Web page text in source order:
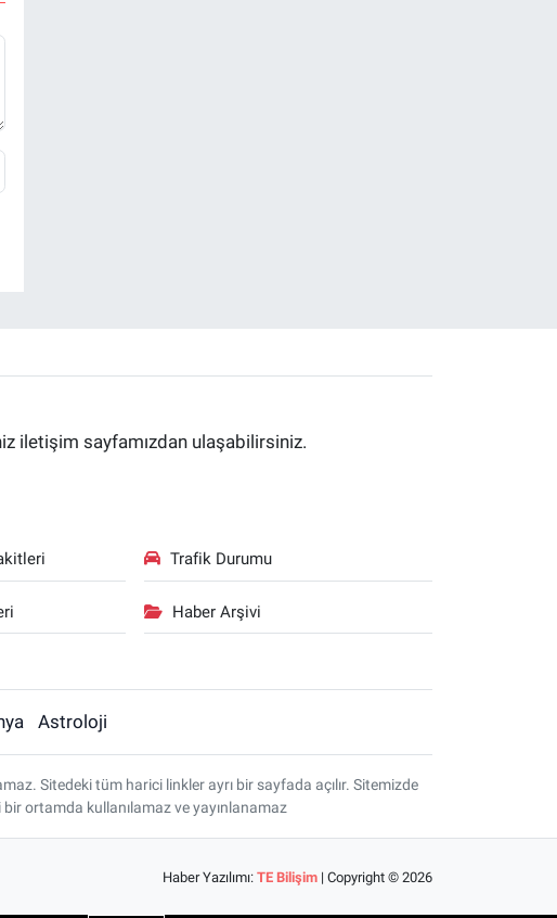
iletişim sayfamızdan ulaşabilirsiniz.
Trafik Durumu
Haber Arşivi
Astroloji
Sitedeki tüm harici linkler ayrı bir sayfada açılır. Sitemizde
ortamda kullanılamaz ve yayınlanamaz
Haber Yazılımı:TE Bilişim | Copyright © 2026